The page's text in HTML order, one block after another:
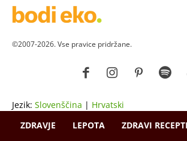
©2007-2026. Vse pravice pridržane.
Jezik: Slovenščina | Hrvatski
ZDRAVJE
LEPOTA ZDRAVI RECEPTI